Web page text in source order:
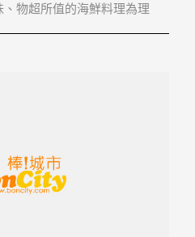
物超所值的海鮮料理為理